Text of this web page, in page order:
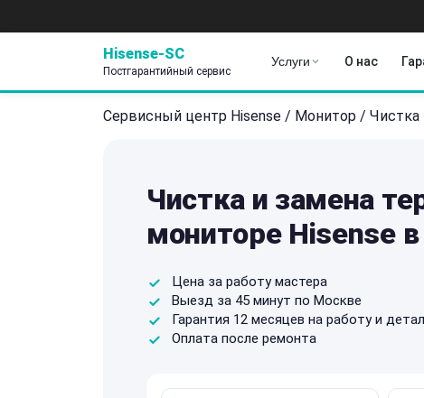
Hisense-SC
Постгарантийный сервис
Услуги О нас
Сервисный центр Hisense / Монитор / Чистка
Чистка и замена
мониторе Hisense
Цена за работу мастера
Выезд за 45 минут по Москве
Гарантия 12 месяцев на работу и
Оплата после ремонта